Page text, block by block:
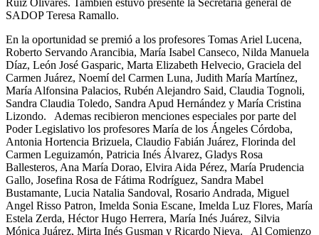
SADOP Teresa Ramallo.
En la oportunidad se premió a los profesores Tomas Ariel Lucena,
Roberto Servando Arancibia, María Isabel Canseco, Nilda Manuela
Díaz, León José Gasparic, Marta Elizabeth Helvecio, Graciela del
Carmen Juárez, Noemí del Carmen Luna, Judith María Martínez,
María Alfonsina Palacios, Rubén Alejandro Said, Claudia Tognoli,
Sandra Claudia Toledo, Sandra Apud Hernández y María Cristina
Lizondo. Ademas recibieron menciones especiales por parte del
Poder Legislativo los profesores María de los Ángeles Córdoba,
Antonia Hortencia Brizuela, Claudio Fabián Juárez, Florinda del
Carmen Leguizamón, Patricia Inés Álvarez, Gladys Rosa
Ballesteros, Ana María Dorao, Elvira Aida Pérez, María Prudencia
Gallo, Josefina Rosa de Fátima Rodríguez, Sandra Mabel
Bustamante, Lucia Natalia Sandoval, Rosario Andrada, Miguel
Angel Risso Patron, Imelda Sonia Escane, Imelda Luz Flores, María
Estela Zerda, Héctor Hugo Herrera, María Inés Juárez, Silvia
Mónica Juárez, Mirta Inés Gusman y Ricardo Nieva. Al Comienzo